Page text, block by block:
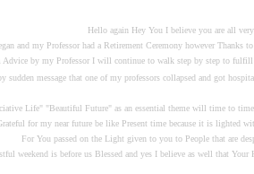
Hello again Hey You I believe you are all
and my Professor had a Retirement Ceremony however
by my Professor I will continue to walk step by step to
sudden message that one of my professors collapsed and got
Life" "Beautiful Future" as an essential theme will time to
for my near future be like Present time because it is lighted
For You passed on the Light given to you to People that are
weekend is before us Blessed and yes I believe as well that